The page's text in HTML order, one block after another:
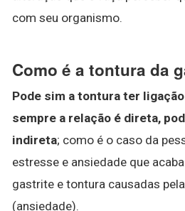
com seu organismo.
Como é a tontura da
Pode sim a tontura ter
sempre a relação é direta,
indireta; como é o caso da
estresse e ansiedade que
gastrite e tontura causadas
(ansiedade).